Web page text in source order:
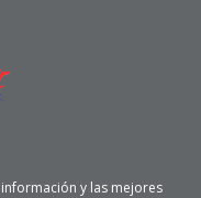
y las mejores